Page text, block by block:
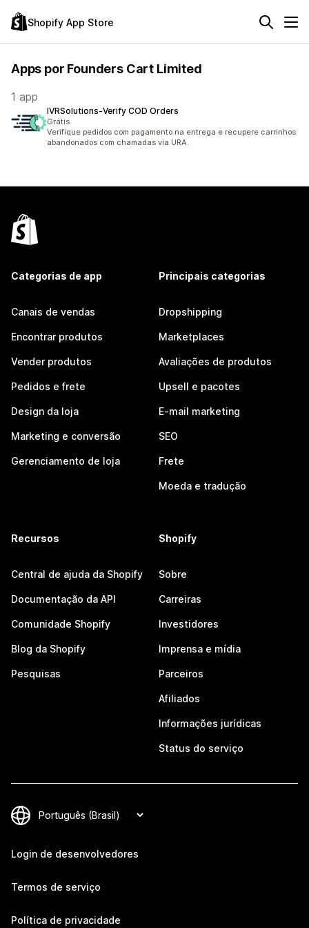
Shopify App Store
Apps por Founders Cart Limited
1 app
IVRSolutions‑Verify COD Orders
Grátis
Verifique pedidos com pagamento na entrega e recupere carrinhos
abandonados com chamadas via URA.
Categorias de app
Canais de vendas
Encontrar produtos
Vender produtos
Pedidos e frete
Design da loja
Marketing e conversão
Gerenciamento de loja
Principais categorias
Dropshipping
Marketplaces
Avaliações de produtos
Upsell e pacotes
E-mail marketing
SEO
Frete
Moeda e tradução
Recursos
Central de ajuda da Shopify
Documentação da API
Comunidade Shopify
Blog da Shopify
Pesquisas
Shopify
Sobre
Carreiras
Investidores
Imprensa e mídia
Parceiros
Afiliados
Informações jurídicas
Status do serviço
Login de desenvolvedores
Termos de serviço
Política de privacidade